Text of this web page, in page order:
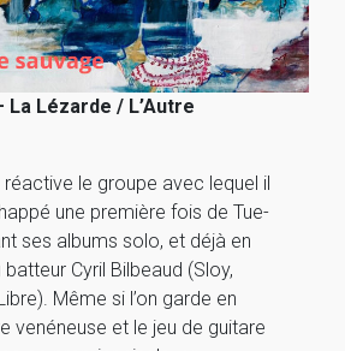
La Lézarde / L’Autre
le groupe avec lequel il
une première fois de Tue-
ses albums solo, et déjà en
Cyril Bilbeaud (Sloy,
Même si l’on garde en
venéneuse et le jeu de guitare